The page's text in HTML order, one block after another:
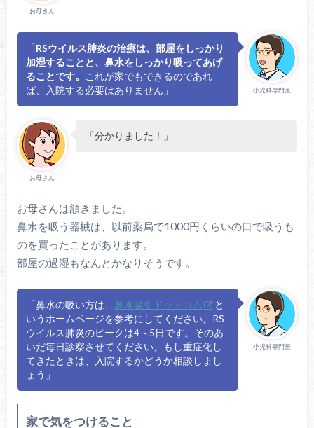
お母さん
小児科専門医
「RSウイルス肺炎の治療は、部屋をしっかり
加湿することと、鼻水をしっかり吸ってあげ
ることです。
これが家でもできるのであれ
ば、入院する必要はありません」
お母さん
「分かりました！」
お母さんは頷きました。
鼻水を吸う器械は、以前薬局で1000円くらいの口で吸うも
のを買ったことがあります。
部屋の過湿もなんとかなりそうです。
小児科専門医
「鼻水の吸い方は、 鼻水吸引ドットコム
と
いうホームページを参考にしてください。RS
ウイルス肺炎のピークは4～5日です。そのあ
いだ毎日診察させてください。もし重症化し
てきたときは、入院するかどうか相談しまし
ょう」
家で気をつけること